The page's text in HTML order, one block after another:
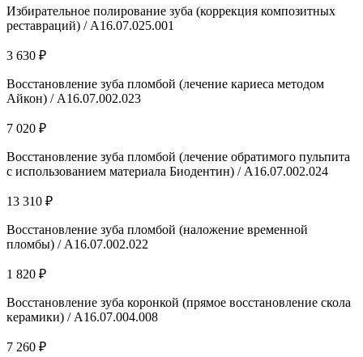
Избирательное полирование зуба (коррекция композитных
реставраций) / A16.07.025.001
3 630 ₽
Восстановление зуба пломбой (лечение кариеса методом
Айкон) / А16.07.002.023
7 020 ₽
Восстановление зуба пломбой (лечение обратимого пульпита
с использованием материала Биодентин) / А16.07.002.024
13 310 ₽
Восстановление зуба пломбой (наложение временной
пломбы) / А16.07.002.022
1 820 ₽
Восстановление зуба коронкой (прямое восстановление скола
керамики) / A16.07.004.008
7 260 ₽